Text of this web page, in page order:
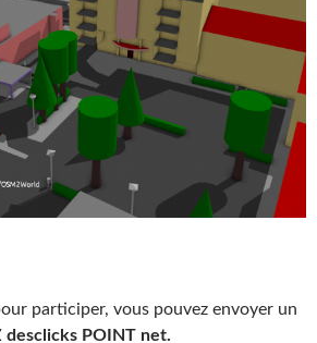
participer, vous pouvez envoyer un
desclicks POINT net.